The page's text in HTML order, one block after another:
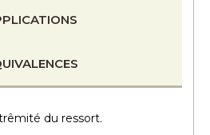
du ressort.